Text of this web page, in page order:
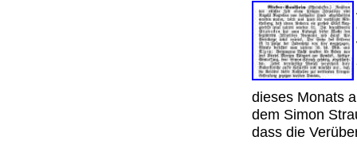
dieses Monats
dem Simon
dass die